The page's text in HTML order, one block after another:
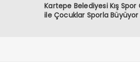
Kartepe Belediyesi Kış Spor
ile Çocuklar Sporla Büyüyor